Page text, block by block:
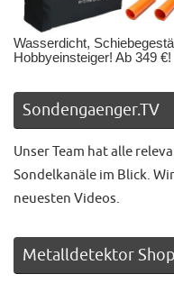
Wasserdicht,
Hobbyeinsteiger! Ab 349 €!
Sondengaenger.TV
Unser Team hat alle
Sondelkanäle im Blick.
neuesten Videos.
Metalldetektor